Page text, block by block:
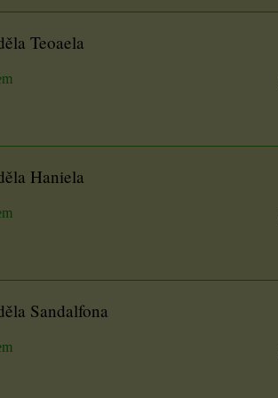
Teoaela
Haniela
Sandalfona